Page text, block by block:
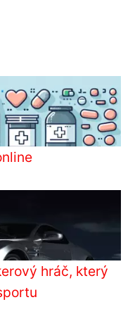
hráč, který